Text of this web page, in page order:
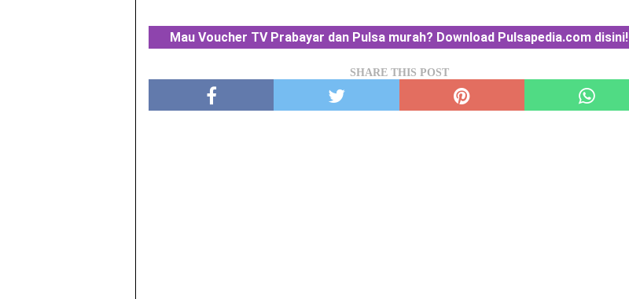
Mau Voucher TV Prabayar dan Pulsa murah? Download Pulsapedia.com disini!
SHARE THIS POST